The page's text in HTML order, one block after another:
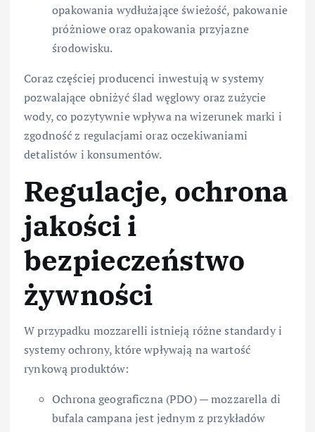
opakowania wydłużające świeżość, pakowanie
próżniowe oraz opakowania przyjazne
środowisku.
Coraz częściej producenci inwestują w systemy
pozwalające obniżyć ślad węglowy oraz zużycie
wody, co pozytywnie wpływa na wizerunek marki i
zgodność z regulacjami oraz oczekiwaniami
detalistów i konsumentów.
Regulacje, ochrona
jakości i
bezpieczeństwo
żywności
W przypadku mozzarelli istnieją różne standardy i
systemy ochrony, które wpływają na wartość
rynkową produktów:
Ochrona geograficzna (PDO) — mozzarella di
bufala campana jest jednym z przykładów